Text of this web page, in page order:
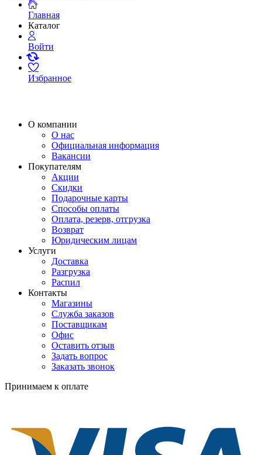
Главная
Каталог
Войти
Избранное
О компании
О нас
Официальная информация
Вакансии
Покупателям
Акции
Скидки
Подарочные карты
Способы оплаты
Оплата, резерв, отгрузка
Возврат
Юридическим лицам
Услуги
Доставка
Разгрузка
Распил
Контакты
Магазины
Служба заказов
Поставщикам
Офис
Оставить отзыв
Задать вопрос
Заказать звонок
Принимаем к оплате